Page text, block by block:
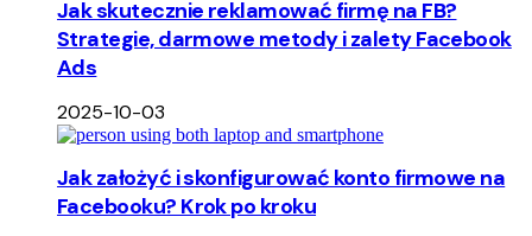
Jak skutecznie reklamować firmę na FB?
Strategie, darmowe metody i zalety Facebook
Ads
2025-10-03
Jak założyć i skonfigurować konto firmowe na
Facebooku? Krok po kroku